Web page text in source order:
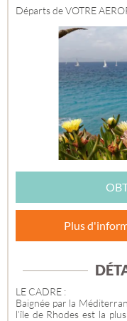
Départs de VOTRE
Plus
LE CADRE :
Baignée par la
l’île de Rhodes est la